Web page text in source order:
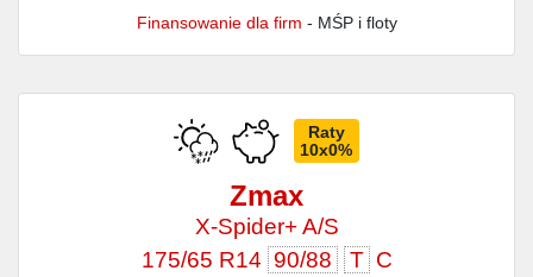
Finansowanie dla firm - MŚP i floty
Raty
10x0%
Zmax
X-Spider+ A/S
175/65 R14 90/88 T C